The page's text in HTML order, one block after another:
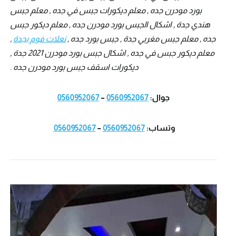
بورد مودرن جده , معلم ديكورات جبس في جده , معلم جبس
هندي جدة , اشكال الجبس بورد مودرن جده , معلم ديكور جبس
جده , معلم جبس مغربي جدة , جبس بورد جده ,نعلات فوم بجدة ,
معلم ديكور جبس في جده , اشكال جبس بورد مودرن 2021 جدة ,
ديكورات اسقف جبس بورد مودرن جده .
جوال: 0560952067
–
0560952067
وتساب:0560952067
–
0560952067